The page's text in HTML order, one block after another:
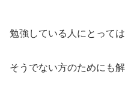
勉強している人にとって
そうでない方のためにも